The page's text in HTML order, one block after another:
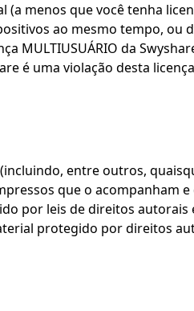
(a menos que você tenha
ao mesmo tempo,
MULTIUSUÁRIO da
é uma violação desta
entre outros,
que o acompanham e
por leis de direitos
protegido por direitos